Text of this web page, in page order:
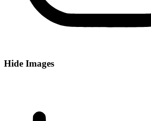
Hide Images